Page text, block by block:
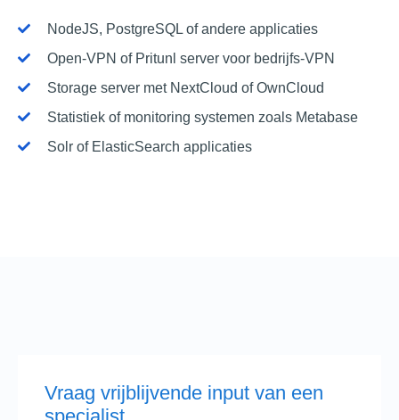
NodeJS, PostgreSQL of andere applicaties​
Open-VPN of Pritunl server voor bedrijfs-VPN
Storage server met NextCloud of OwnCloud
Statistiek of monitoring systemen zoals Metabase
Solr of ElasticSearch applicaties
Vraag vrijblijvende input van een